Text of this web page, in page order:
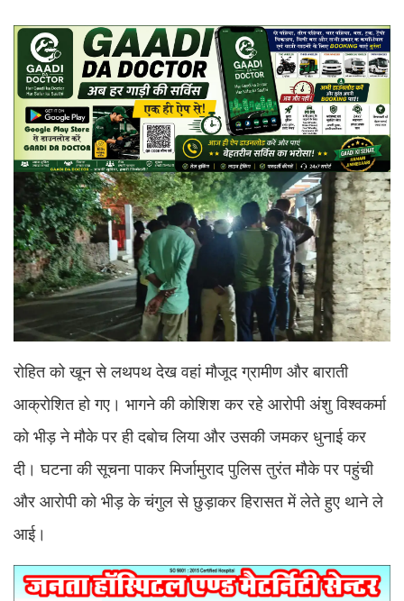
रोहित को खून से लथपथ देख वहां मौजूद ग्रामीण और बाराती
आक्रोशित हो गए। भागने की कोशिश कर रहे आरोपी अंशु विश्वकर्मा
को भीड़ ने मौके पर ही दबोच लिया और उसकी जमकर धुनाई कर
दी। घटना की सूचना पाकर मिर्जामुराद पुलिस तुरंत मौके पर पहुंची
और आरोपी को भीड़ के चंगुल से छुड़ाकर हिरासत में लेते हुए थाने ले
आई।